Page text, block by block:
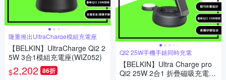
隆重推出UltraCharge模組充電座
【BELKIN】UltraCharge Qi2 2
5W 3合1模組充電座(WIZ052)
$2,202 86折
QI2 25W手機手錶同時充電
【BELKIN】Ultra Charge pro
Qi2 25W 2合1 折疊磁吸充電器